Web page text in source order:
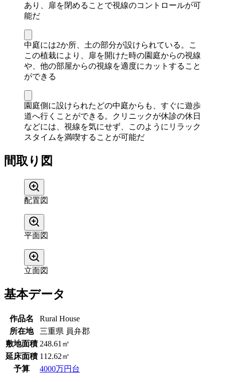
あり、扉を閉めることで視線のコントロールが可
能だ
中庭には2か所、土の部分が設けられている。こ
この植栽により、扉を開けた時の園庭からの視線
や、他の部屋からの視線を適度にカットすること
ができる
園庭側に設けられたどの中庭からも、すぐに遊歩
道へ行くことができる。クリニックが休診の休日
などには、視線を気にせず、このようにリラック
スタイムを満喫することが可能だ
間取り図
配置図
平面図
立面図
基本データ
作品名
Rural House
所在地
三重県 員弁郡
敷地面積 248.61㎡
延床面積 112.62㎡
予算
4000万円台